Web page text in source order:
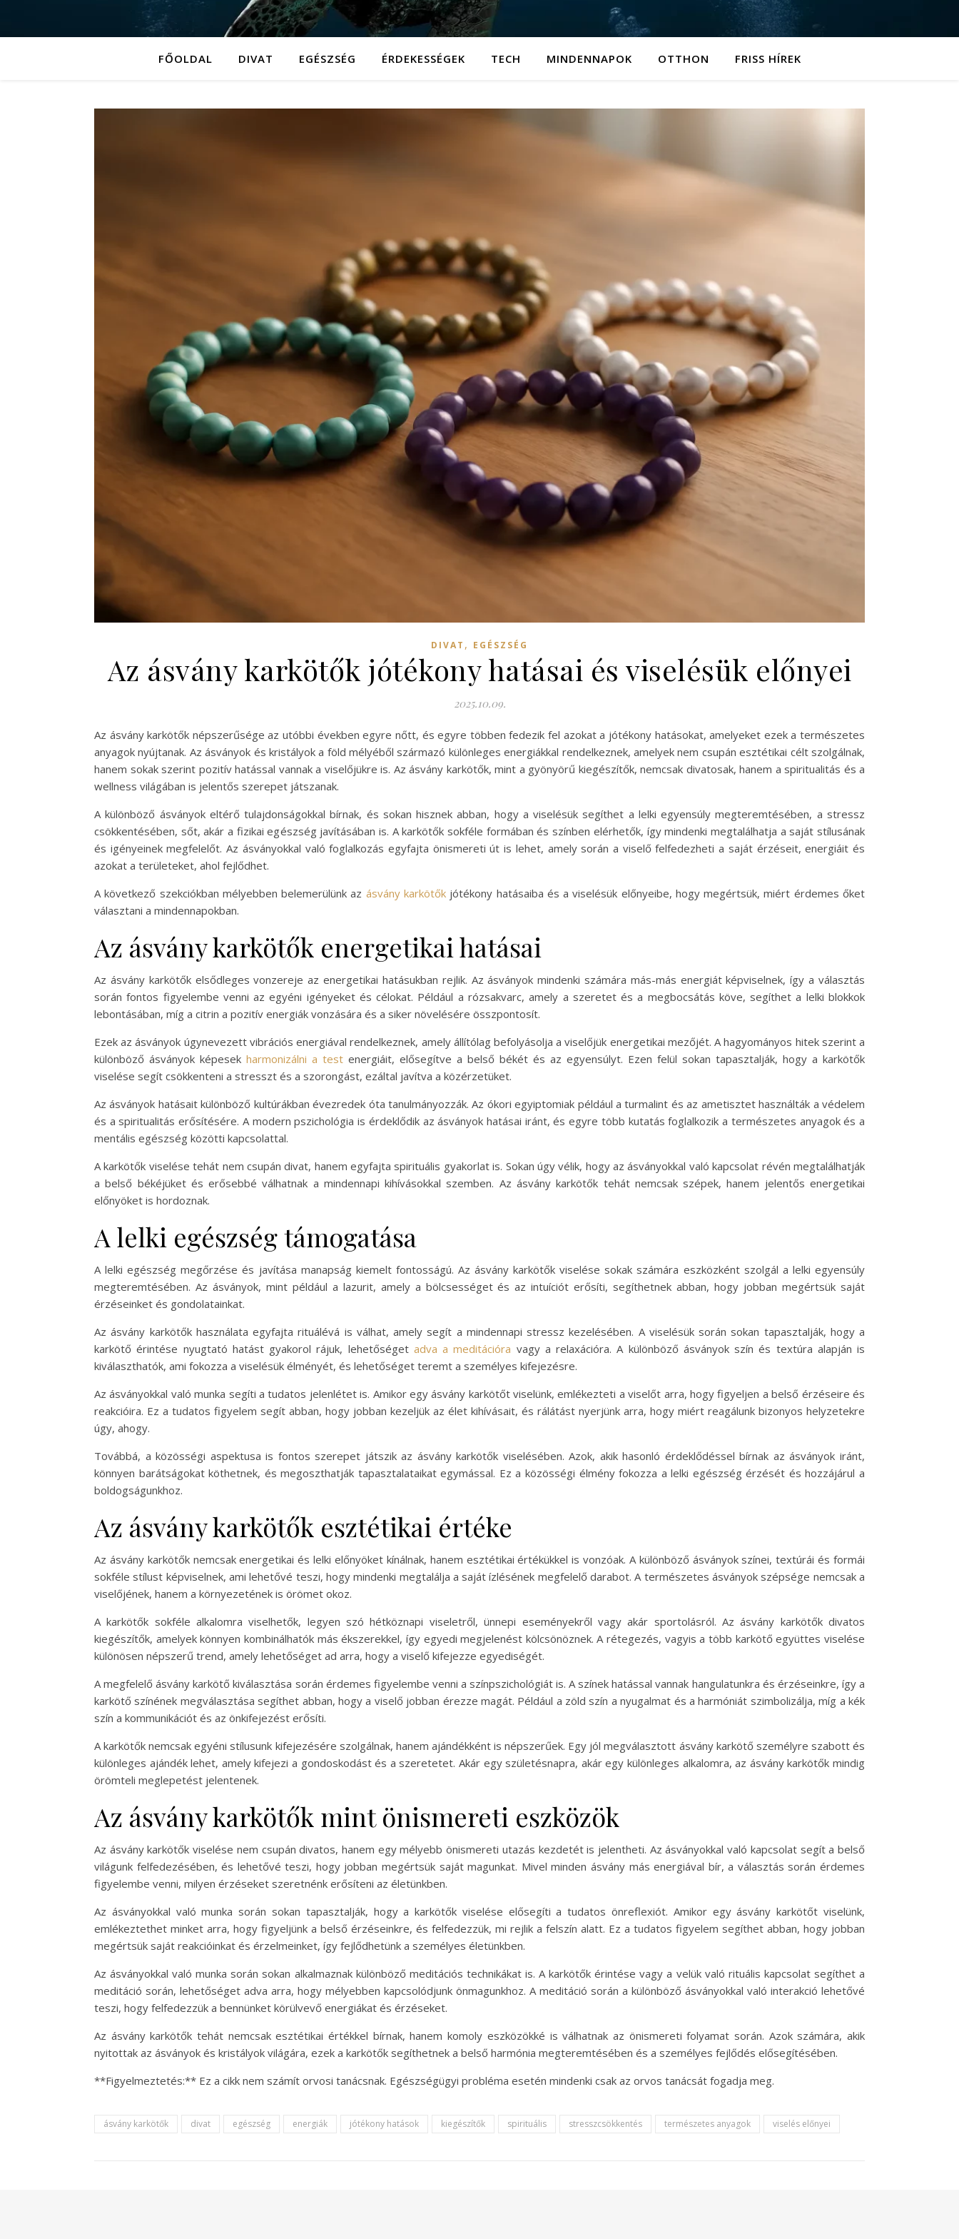
FŐOLDAL DIVAT EGÉSZSÉG ÉRDEKESSÉGEK TECH MINDENNAPOK OTTHON FRISS HÍREK
DIVAT , EGÉSZSÉG
Az ásvány karkötők jótékony hatásai és viselésük előnyei
2025.10.09.
Az ásvány karkötők népszerűsége az utóbbi években egyre nőtt, és egyre többen fedezik fel azokat a jótékony hatásokat, amelyeket ezek a természetes
anyagok nyújtanak. Az ásványok és kristályok a föld mélyéből származó különleges energiákkal rendelkeznek, amelyek nem csupán esztétikai célt szolgálnak,
hanem sokak szerint pozitív hatással vannak a viselőjükre is. Az ásvány karkötők, mint a gyönyörű kiegészítők, nemcsak divatosak, hanem a spiritualitás és a
wellness világában is jelentős szerepet játszanak.
A különböző ásványok eltérő tulajdonságokkal bírnak, és sokan hisznek abban, hogy a viselésük segíthet a lelki egyensúly megteremtésében, a stressz
csökkentésében, sőt, akár a fizikai egészség javításában is. A karkötők sokféle formában és színben elérhetők, így mindenki megtalálhatja a saját stílusának
és igényeinek megfelelőt. Az ásványokkal való foglalkozás egyfajta önismereti út is lehet, amely során a viselő felfedezheti a saját érzéseit, energiáit és
azokat a területeket, ahol fejlődhet.
A következő szekciókban mélyebben belemerülünk az ásvány karkötőkjótékony hatásaiba és a viselésük előnyeibe, hogy megértsük, miért érdemes őket
választani a mindennapokban.
Az ásvány karkötők energetikai hatásai
Az ásvány karkötők elsődleges vonzereje az energetikai hatásukban rejlik. Az ásványok mindenki számára más-más energiát képviselnek, így a választás
során fontos figyelembe venni az egyéni igényeket és célokat. Például a rózsakvarc, amely a szeretet és a megbocsátás köve, segíthet a lelki blokkok
lebontásában, míg a citrin a pozitív energiák vonzására és a siker növelésére összpontosít.
Ezek az ásványok úgynevezett vibrációs energiával rendelkeznek, amely állítólag befolyásolja a viselőjük energetikai mezőjét. A hagyományos hitek szerint a
különböző ásványok képesek harmonizálni a test energiáit, elősegítve a belső békét és az egyensúlyt. Ezen felül sokan tapasztalják, hogy a karkötők
viselése segít csökkenteni a stresszt és a szorongást, ezáltal javítva a közérzetüket.
Az ásványok hatásait különböző kultúrákban évezredek óta tanulmányozzák. Az ókori egyiptomiak például a turmalint és az ametisztet használták a védelem
és a spiritualitás erősítésére. A modern pszichológia is érdeklődik az ásványok hatásai iránt, és egyre több kutatás foglalkozik a természetes anyagok és a
mentális egészség közötti kapcsolattal.
A karkötők viselése tehát nem csupán divat, hanem egyfajta spirituális gyakorlat is. Sokan úgy vélik, hogy az ásványokkal való kapcsolat révén megtalálhatják
a belső békéjüket és erősebbé válhatnak a mindennapi kihívásokkal szemben. Az ásvány karkötők tehát nemcsak szépek, hanem jelentős energetikai
előnyöket is hordoznak.
A lelki egészség támogatása
A lelki egészség megőrzése és javítása manapság kiemelt fontosságú. Az ásvány karkötők viselése sokak számára eszközként szolgál a lelki egyensúly
megteremtésében. Az ásványok, mint például a lazurit, amely a bölcsességet és az intuíciót erősíti, segíthetnek abban, hogy jobban megértsük saját
érzéseinket és gondolatainkat.
Az ásvány karkötők használata egyfajta rituálévá is válhat, amely segít a mindennapi stressz kezelésében. A viselésük során sokan tapasztalják, hogy a
karkötő érintése nyugtató hatást gyakorol rájuk, lehetőséget adva a meditációra vagy a relaxációra. A különböző ásványok szín és textúra alapján is
kiválaszthatók, ami fokozza a viselésük élményét, és lehetőséget teremt a személyes kifejezésre.
Az ásványokkal való munka segíti a tudatos jelenlétet is. Amikor egy ásvány karkötőt viselünk, emlékezteti a viselőt arra, hogy figyeljen a belső érzéseire és
reakcióira. Ez a tudatos figyelem segít abban, hogy jobban kezeljük az élet kihívásait, és rálátást nyerjünk arra, hogy miért reagálunk bizonyos helyzetekre
úgy, ahogy.
Továbbá, a közösségi aspektusa is fontos szerepet játszik az ásvány karkötők viselésében. Azok, akik hasonló érdeklődéssel bírnak az ásványok iránt,
könnyen barátságokat köthetnek, és megoszthatják tapasztalataikat egymással. Ez a közösségi élmény fokozza a lelki egészség érzését és hozzájárul a
boldogságunkhoz.
Az ásvány karkötők esztétikai értéke
Az ásvány karkötők nemcsak energetikai és lelki előnyöket kínálnak, hanem esztétikai értékükkel is vonzóak. A különböző ásványok színei, textúrái és formái
sokféle stílust képviselnek, ami lehetővé teszi, hogy mindenki megtalálja a saját ízlésének megfelelő darabot. A természetes ásványok szépsége nemcsak a
viselőjének, hanem a környezetének is örömet okoz.
A karkötők sokféle alkalomra viselhetők, legyen szó hétköznapi viseletről, ünnepi eseményekről vagy akár sportolásról. Az ásvány karkötők divatos
kiegészítők, amelyek könnyen kombinálhatók más ékszerekkel, így egyedi megjelenést kölcsönöznek. A rétegezés, vagyis a több karkötő együttes viselése
különösen népszerű trend, amely lehetőséget ad arra, hogy a viselő kifejezze egyediségét.
A megfelelő ásvány karkötő kiválasztása során érdemes figyelembe venni a színpszichológiát is. A színek hatással vannak hangulatunkra és érzéseinkre, így a
karkötő színének megválasztása segíthet abban, hogy a viselő jobban érezze magát. Például a zöld szín a nyugalmat és a harmóniát szimbolizálja, míg a kék
szín a kommunikációt és az önkifejezést erősíti.
A karkötők nemcsak egyéni stílusunk kifejezésére szolgálnak, hanem ajándékként is népszerűek. Egy jól megválasztott ásvány karkötő személyre szabott és
különleges ajándék lehet, amely kifejezi a gondoskodást és a szeretetet. Akár egy születésnapra, akár egy különleges alkalomra, az ásvány karkötők mindig
örömteli meglepetést jelentenek.
Az ásvány karkötők mint önismereti eszközök
Az ásvány karkötők viselése nem csupán divatos, hanem egy mélyebb önismereti utazás kezdetét is jelentheti. Az ásványokkal való kapcsolat segít a belső
világunk felfedezésében, és lehetővé teszi, hogy jobban megértsük saját magunkat. Mivel minden ásvány más energiával bír, a választás során érdemes
figyelembe venni, milyen érzéseket szeretnénk erősíteni az életünkben.
Az ásványokkal való munka során sokan tapasztalják, hogy a karkötők viselése elősegíti a tudatos önreflexiót. Amikor egy ásvány karkötőt viselünk,
emlékeztethet minket arra, hogy figyeljünk a belső érzéseinkre, és felfedezzük, mi rejlik a felszín alatt. Ez a tudatos figyelem segíthet abban, hogy jobban
megértsük saját reakcióinkat és érzelmeinket, így fejlődhetünk a személyes életünkben.
Az ásványokkal való munka során sokan alkalmaznak különböző meditációs technikákat is. A karkötők érintése vagy a velük való rituális kapcsolat segíthet a
meditáció során, lehetőséget adva arra, hogy mélyebben kapcsolódjunk önmagunkhoz. A meditáció során a különböző ásványokkal való interakció lehetővé
teszi, hogy felfedezzük a bennünket körülvevő energiákat és érzéseket.
Az ásvány karkötők tehát nemcsak esztétikai értékkel bírnak, hanem komoly eszközökké is válhatnak az önismereti folyamat során. Azok számára, akik
nyitottak az ásványok és kristályok világára, ezek a karkötők segíthetnek a belső harmónia megteremtésében és a személyes fejlődés elősegítésében.
**Figyelmeztetés:** Ez a cikk nem számít orvosi tanácsnak. Egészségügyi probléma esetén mindenki csak az orvos tanácsát fogadja meg.
ásvány karkötők divat egészség energiák jótékony hatások kiegészítők spirituális stresszcsökkentés természetes anyagok viselés előnyei